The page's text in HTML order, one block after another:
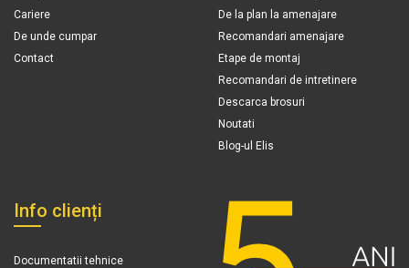
Cariere
De unde cumpar
Contact
De la plan la amenajare
Recomandari amenajare
Etape de montaj
Recomandari de intretinere
Descarca brosuri
Noutati
Blog-ul Elis
Info clienți
Documentatii tehnice